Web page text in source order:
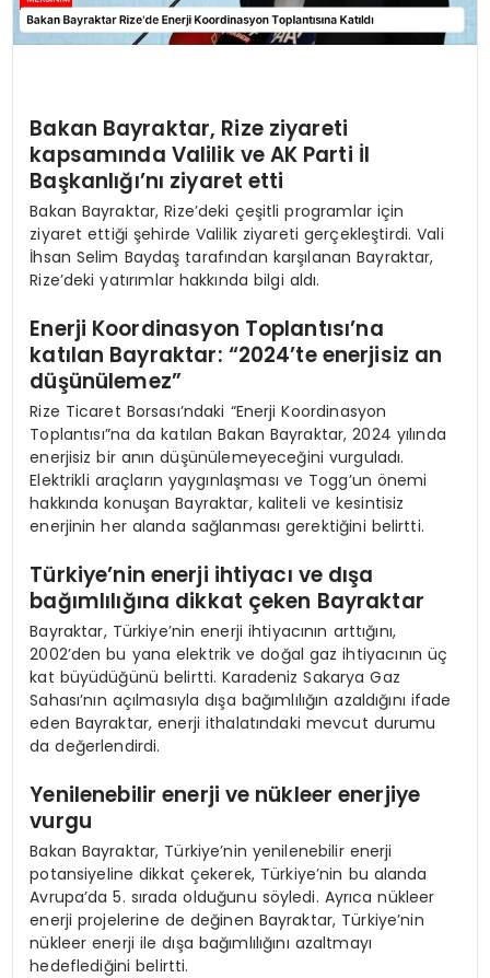
Bakan Bayraktar, Rize ziyareti
kapsamında Valilik ve AK Parti İl
Başkanlığı’nı ziyaret etti
Bakan Bayraktar, Rize’deki çeşitli programlar için
ziyaret ettiği şehirde Valilik ziyareti gerçekleştirdi. Vali
İhsan Selim Baydaş tarafından karşılanan Bayraktar,
Rize’deki yatırımlar hakkında bilgi aldı.
Enerji Koordinasyon Toplantısı’na
katılan Bayraktar: “2024’te enerjisiz an
düşünülemez”
Rize Ticaret Borsası’ndaki “Enerji Koordinasyon
Toplantısı”na da katılan Bakan Bayraktar, 2024 yılında
enerjisiz bir anın düşünülemeyeceğini vurguladı.
Elektrikli araçların yaygınlaşması ve Togg’un önemi
hakkında konuşan Bayraktar, kaliteli ve kesintisiz
enerjinin her alanda sağlanması gerektiğini belirtti.
Türkiye’nin enerji ihtiyacı ve dışa
bağımlılığına dikkat çeken Bayraktar
Bayraktar, Türkiye’nin enerji ihtiyacının arttığını,
2002’den bu yana elektrik ve doğal gaz ihtiyacının üç
kat büyüdüğünü belirtti. Karadeniz Sakarya Gaz
Sahası’nın açılmasıyla dışa bağımlılığın azaldığını ifade
eden Bayraktar, enerji ithalatındaki mevcut durumu
da değerlendirdi.
Yenilenebilir enerji ve nükleer enerjiye
vurgu
Bakan Bayraktar, Türkiye’nin yenilenebilir enerji
potansiyeline dikkat çekerek, Türkiye’nin bu alanda
Avrupa’da 5. sırada olduğunu söyledi. Ayrıca nükleer
enerji projelerine de değinen Bayraktar, Türkiye’nin
nükleer enerji ile dışa bağımlılığını azaltmayı
hedeflediğini belirtti.